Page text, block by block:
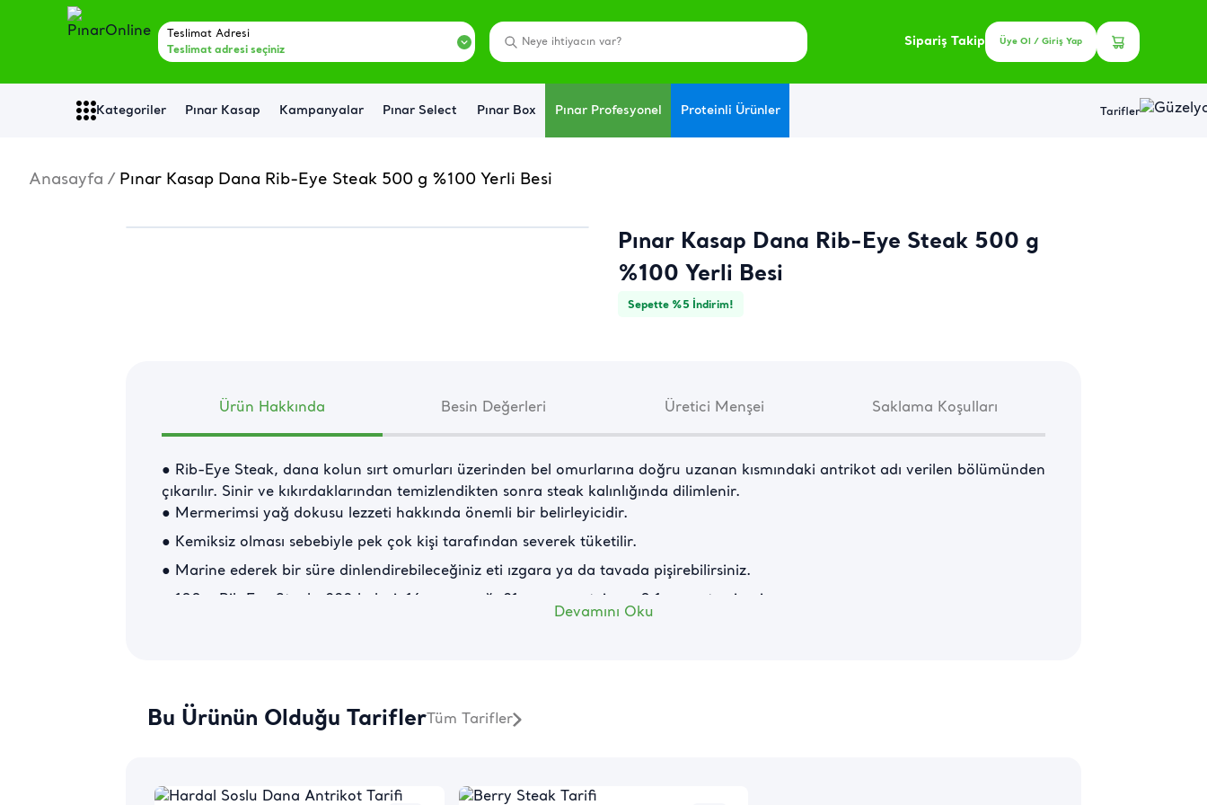
Teslimat Adresi
Teslimat adresi seçiniz
Sipariş Takip Üye Ol / Giriş Yap
Kategoriler Pınar Kasap Kampanyalar Pınar Select Pınar Box Pınar Profesyonel Proteinli Ürünler Tarifler
Anasayfa / Pınar Kasap Dana Rib-Eye Steak 500 g %100 Yerli Besi
Pınar Kasap Dana Rib-Eye Steak 500 g
%100 Yerli Besi
Sepette %5 İndirim!
Ürün Hakkında Besin Değerleri Üretici Menşei Saklama Koşulları
● Rib-Eye Steak, dana kolun sırt omurları üzerinden bel omurlarına doğru uzanan kısmındaki antrikot adı verilen bölümünden
çıkarılır. Sinir ve kıkırdaklarından temizlendikten sonra steak kalınlığında dilimlenir.
● Mermerimsi yağ dokusu lezzeti hakkında önemli bir belirleyicidir.
● Kemiksiz olması sebebiyle pek çok kişi tarafından severek tüketilir.
● Marine ederek bir süre dinlendirebileceğiniz eti ızgara ya da tavada pişirebilirsiniz.
● 100 g Rib Eye Steak; 228 kalori, 16 gram yağ, 21 gram protein ve 0,1 gram tuz içerir.
Hemen hemen tüm steak çeşitlerinin çıkarıldığı, dananın 6. ile 12. kaburgası arasındaki antrikot bölümünden elde edilen
parçaya rib eye denir. Bir başka açıdan bakarsak dana pirzola kemiğinden ayrıldıktan sonra kemiksiz bir et olarak
Devamını Oku
Bu Ürünün Olduğu TariflerTüm Tarifler